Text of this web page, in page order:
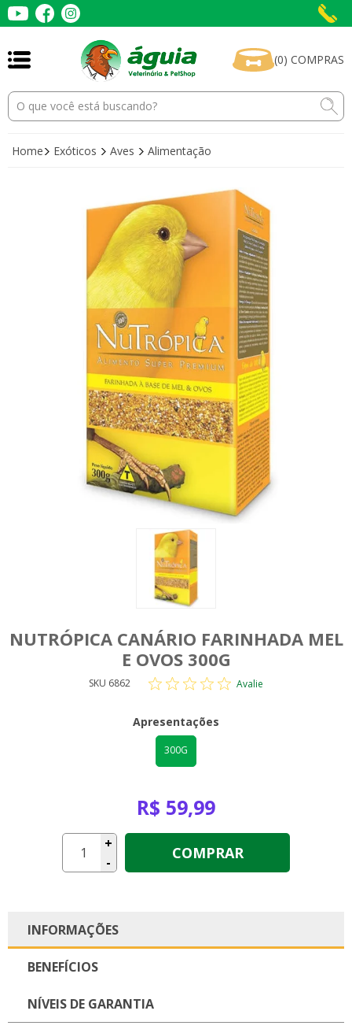
(0) COMPRAS
Home Exóticos Aves Alimentação
NUTRÓPICA CANÁRIO FARINHADA MEL
E OVOS 300G
SKU 6862 Avalie
Apresentações
300G
R$ 59,99
+
-
COMPRAR
INFORMAÇÕES
BENEFÍCIOS
NÍVEIS DE GARANTIA